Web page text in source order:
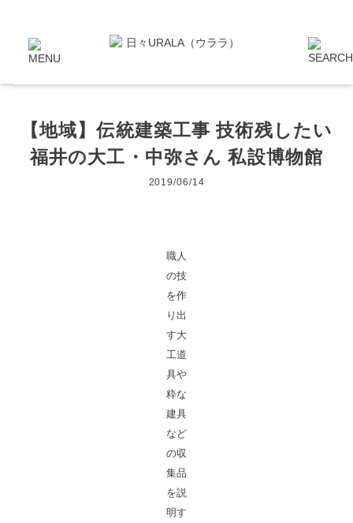
【地域】伝統建築工事 技術残したい
福井の大工・中弥さん 私設博物館
2019/06/14
職人
の技
を作
り出
す大
工道
具や
粋な
建具
など
の収
集品
を説
明す